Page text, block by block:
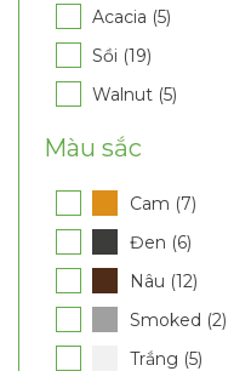
Acacia (5)
Sồi (19)
Walnut (5)
Màu sắc
Cam (7)
Đen (6)
Nâu (12)
Smoked (2)
Trắng (5)